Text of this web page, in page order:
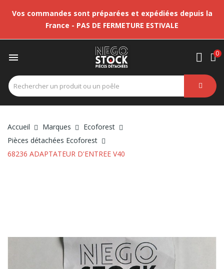
Vos commandes sont préparées et expédiées depuis la
France - PAS DE FERMETURE ESTIVALE
 0
Accueil Marques
Ecoforest
Pièces détachées Ecoforest
68236 ADAPTATEUR D'ENTREE V40